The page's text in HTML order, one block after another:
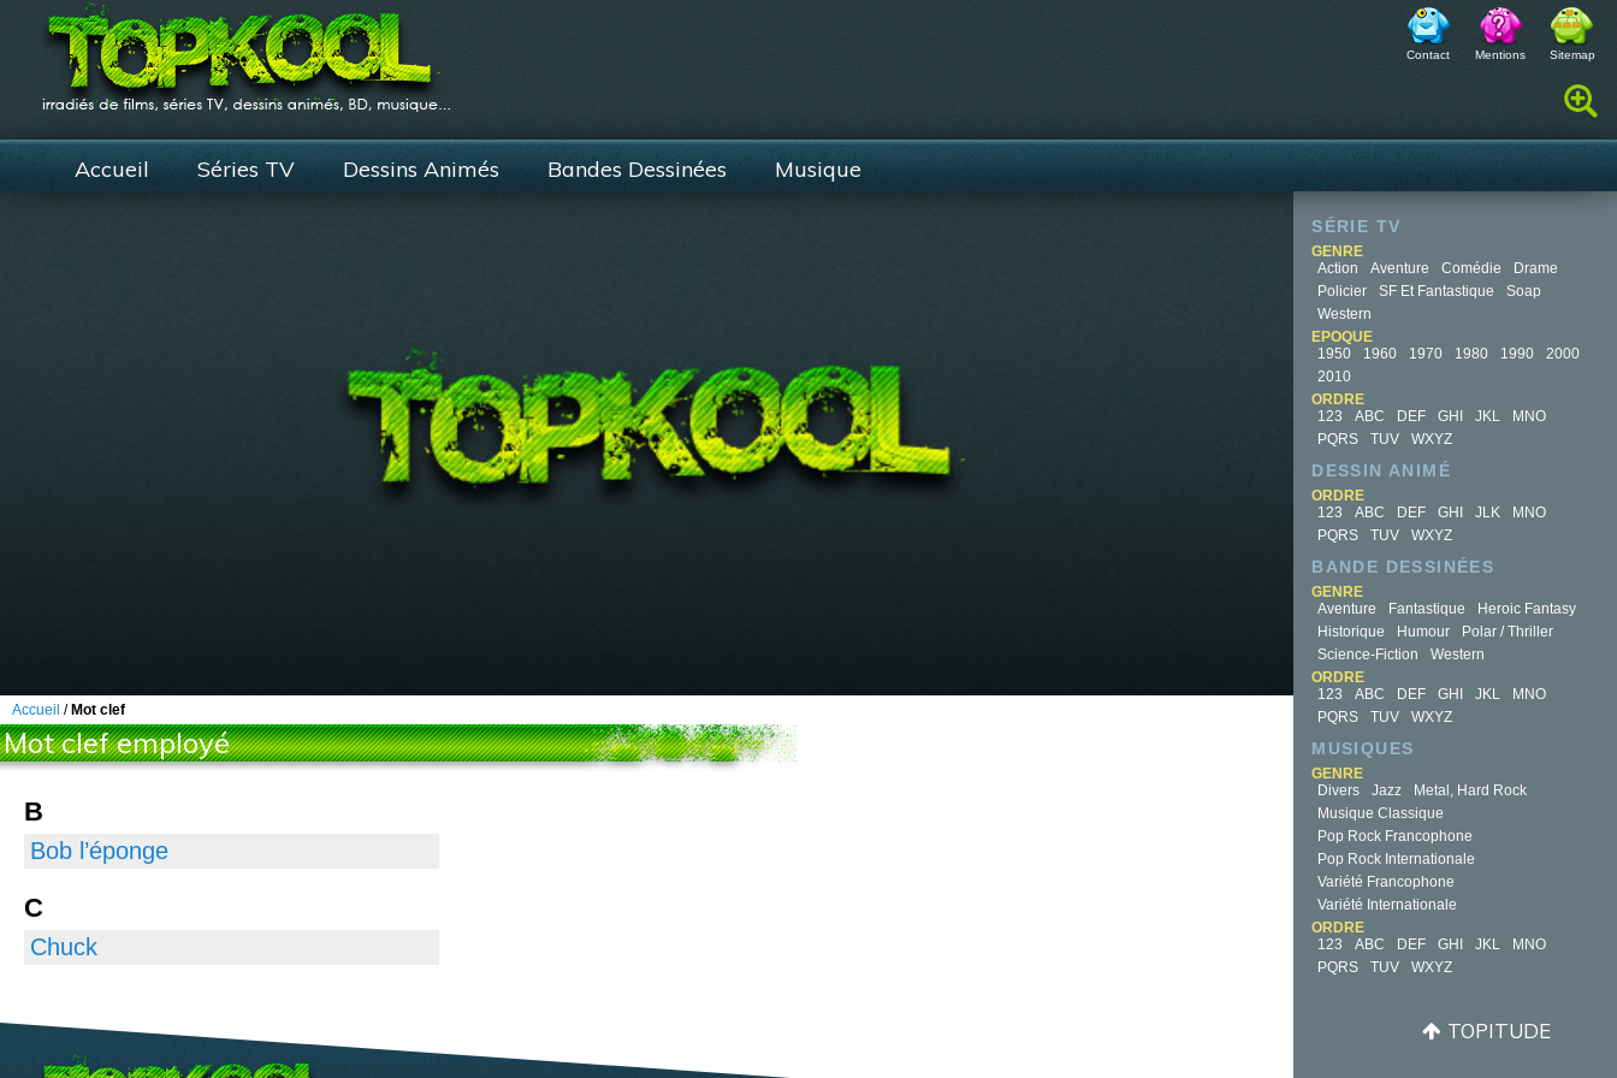
Contact Mentions Sitemap
Rechercher :
Accueil Séries TV Dessins Animés Bandes Dessinées Musique
SÉRIE TV
GENRE
Action
Aventure Comédie
Drame
Policier
SF Et Fantastique
Soap
Western
EPOQUE
1950
1960 1970 1980 1990
2000
2010
ORDRE
123
ABC DEF GHI JKL
MNO
PQRS
TUV WXYZ
DESSIN ANIMÉ
ORDRE
123
ABC DEF GHI JLK
MNO
PQRS
TUV WXYZ
BANDE DESSINÉES
GENRE
Aventure
Fantastique
Heroic Fantasy
Historique
Humour
Polar / Thriller
Science-Fiction
Western
ORDRE
123
ABC DEF GHI JKL
MNO
PQRS
TUV WXYZ
MUSIQUES
GENRE
Divers
Jazz
Metal, Hard Rock
Musique Classique
Pop Rock Francophone
Pop Rock Internationale
Variété Francophone
Variété Internationale
ORDRE
123
ABC DEF GHI JKL
MNO
PQRS
TUV WXYZ
Accueil / Mot clef
Mot clef employé
B
Bob l’éponge
C
Chuck
TOPITUDE